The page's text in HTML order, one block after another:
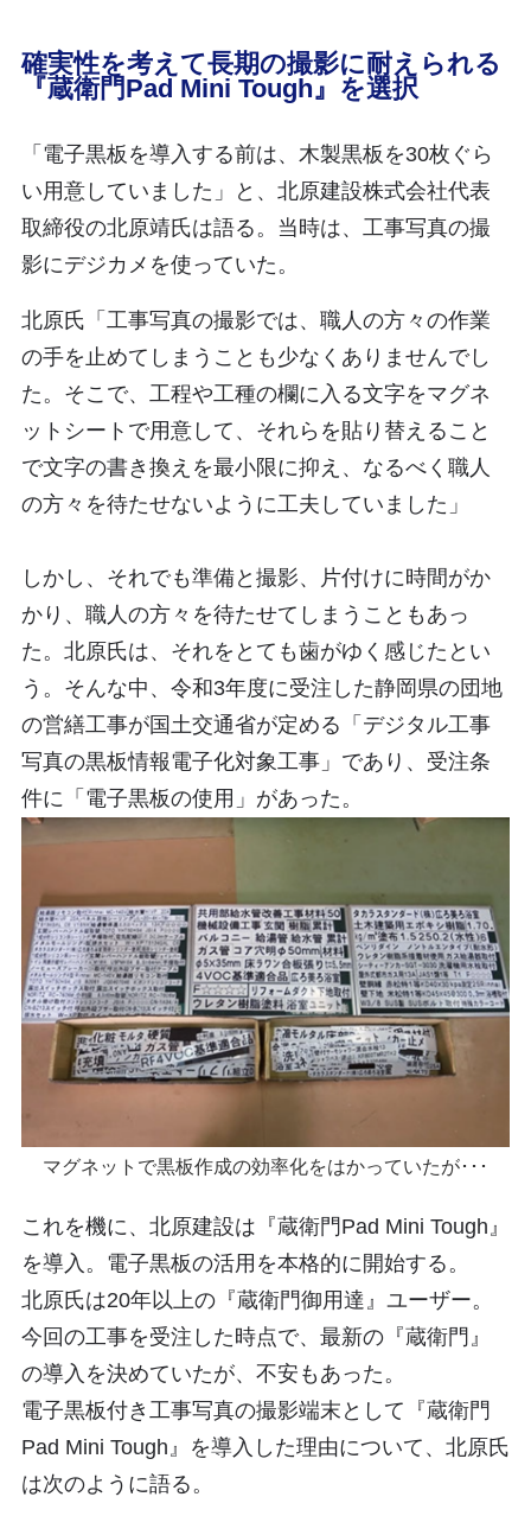
確実性を考えて長期の撮影に耐えられる
『蔵衛門Pad Mini Tough』を選択
「電子黒板を導入する前は、木製黒板を30枚ぐら
い用意していました」と、北原建設株式会社代表
取締役の北原靖氏は語る。当時は、工事写真の撮
影にデジカメを使っていた。
北原氏「工事写真の撮影では、職人の方々の作業
の手を止めてしまうことも少なくありませんでし
た。そこで、工程や工種の欄に入る文字をマグネ
ットシートで用意して、それらを貼り替えること
で文字の書き換えを最小限に抑え、なるべく職人
の方々を待たせないように工夫していました」
しかし、それでも準備と撮影、片付けに時間がか
かり、職人の方々を待たせてしまうこともあっ
た。北原氏は、それをとても歯がゆく感じたとい
う。そんな中、令和3年度に受注した静岡県の団地
の営繕工事が国土交通省が定める「デジタル工事
写真の黒板情報電子化対象工事」であり、受注条
件に「電子黒板の使用」があった。
マグネットで黒板作成の効率化をはかっていたが･･･
これを機に、北原建設は『蔵衛門Pad Mini Tough』
を導入。電子黒板の活用を本格的に開始する。
北原氏は20年以上の『蔵衛門御用達』ユーザー。
今回の工事を受注した時点で、最新の『蔵衛門』
の導入を決めていたが、不安もあった。
電子黒板付き工事写真の撮影端末として『蔵衛門
Pad Mini Tough』を導入した理由について、北原氏
は次のように語る。